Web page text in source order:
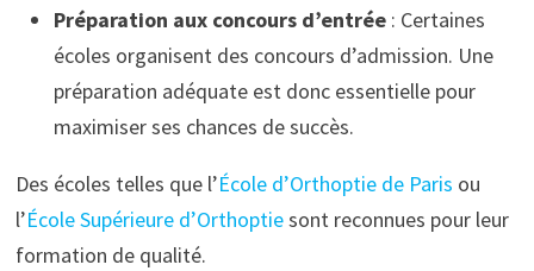
Préparation aux concours d’entrée: Certaines
écoles organisent des concours d’admission. Une
préparation adéquate est donc essentielle pour
maximiser ses chances de succès.
Des écoles telles que l’École d’Orthoptie de Paris ou
l’École Supérieure d’Orthoptiesont reconnues pour leur
formation de qualité.